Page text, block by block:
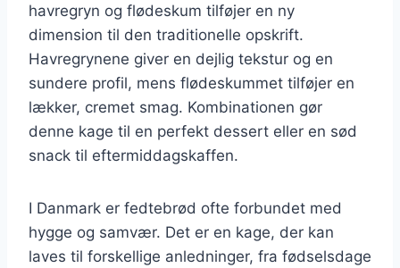
havregryn og flødeskum tilføjer en ny
dimension til den traditionelle opskrift.
Havregrynene giver en dejlig tekstur og en
sundere profil, mens flødeskummet tilføjer en
lækker, cremet smag. Kombinationen gør
denne kage til en perfekt dessert eller en sød
snack til eftermiddagskaffen.
I Danmark er fedtebrød ofte forbundet med
hygge og samvær. Det er en kage, der kan
laves til forskellige anledninger, fra fødselsdage